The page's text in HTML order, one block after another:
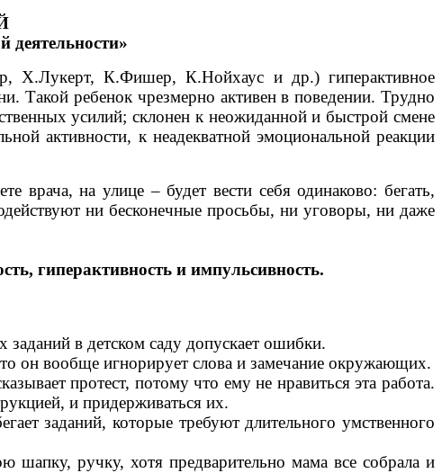
деятельности»
Х.Лукерт, К.Фишер, К.Нойхаус и др.) гиперактивное
Такой ребенок чрезмерно активен в поведении. Трудно
усилий; склонен к неожиданной и быстрой смене
активности, к неадекватной эмоциональной реакции
врача, на улице – будет вести себя одинаково: бегать,
ни бесконечные просьбы, ни уговоры, ни даже
гиперактивность и импульсивность.
в детском саду допускает ошибки.
он вообще игнорирует слова и замечание окружающих.
протест, потому что ему не нравиться эта работа.
и придерживаться их.
заданий, которые требуют длительного умственного
шапку, ручку, хотя предварительно мама все собрала и